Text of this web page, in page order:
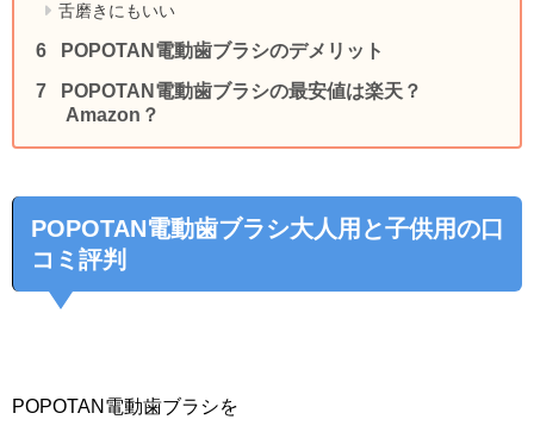
舌磨きにもいい
POPOTAN電動歯ブラシのデメリット
POPOTAN電動歯ブラシの最安値は楽天？
Amazon？
POPOTAN電動歯ブラシ大人用と子供用の口
コミ評判
POPOTAN電動歯ブラシを